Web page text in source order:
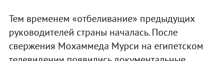
Тем временем «отбеливание» предыдущих
руководителей страны началась. После
свержения Мохаммеда Мурси на египетском